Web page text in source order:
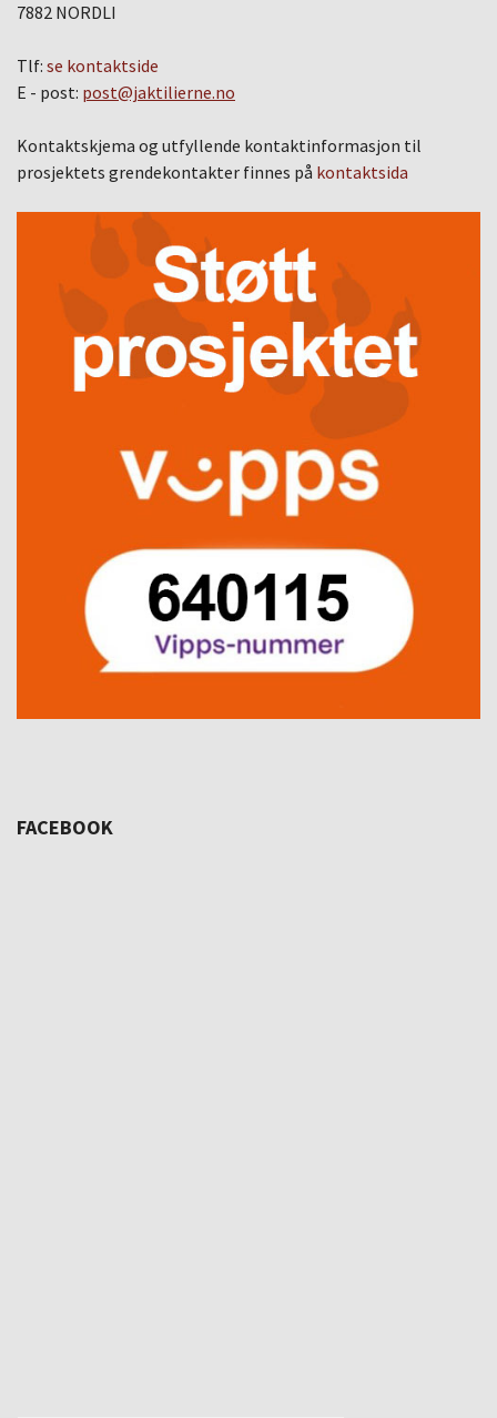
7882 NORDLI
Tlf: se kontaktside
E - post: post@jaktilierne.no
Kontaktskjema og utfyllende kontaktinformasjon til
prosjektets grendekontakter finnes på kontaktsida
FACEBOOK